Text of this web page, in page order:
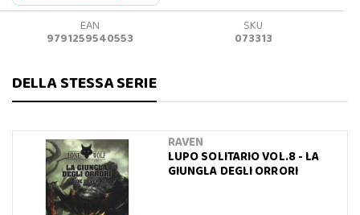
EAN
9791259540553
SKU
073313
DELLA STESSA SERIE
RAVEN
LUPO SOLITARIO VOL.8 - LA
GIUNGLA DEGLI ORRORI